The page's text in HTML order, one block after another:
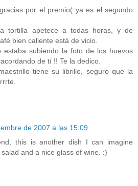
por el premio( ya es el segundo
tortilla apetece a todas horas, y de
bien caliente está de vicio.
estaba subiendo la foto de los huevos
de tí !! Te la dedico.
tiene su librillo, seguro que la
de 2007 a las 15:09
this is another dish I can imagine
and a nice glass of wine. :)